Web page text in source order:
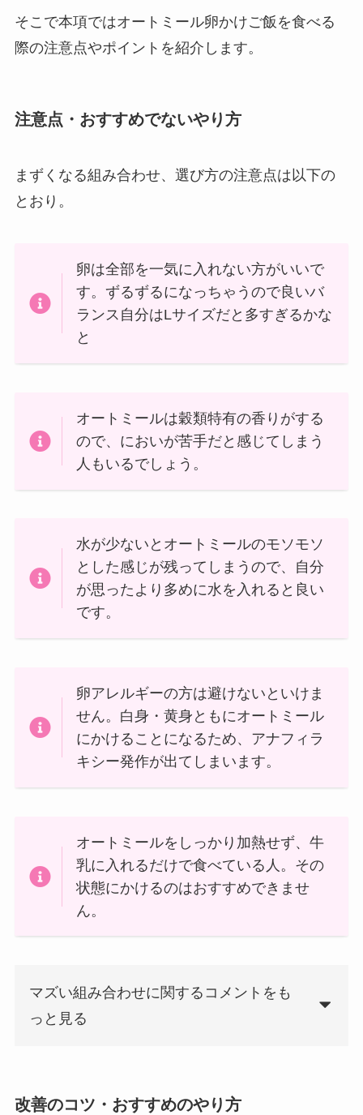
そこで本項ではオートミール卵かけご飯を食べる
際の注意点やポイントを紹介します。
注意点・おすすめでないやり方
まずくなる組み合わせ、選び方の注意点は以下の
とおり。
卵は全部を一気に入れない方がいいで
す。ずるずるになっちゃうので良いバ
ランス自分はLサイズだと多すぎるかな
と
オートミールは穀類特有の香りがする
ので、においが苦手だと感じてしまう
人もいるでしょう。
水が少ないとオートミールのモソモソ
とした感じが残ってしまうので、自分
が思ったより多めに水を入れると良い
です。
卵アレルギーの方は避けないといけま
せん。白身・黄身ともにオートミール
にかけることになるため、アナフィラ
キシー発作が出てしまいます。
オートミールをしっかり加熱せず、牛
乳に入れるだけで食べている人。その
状態にかけるのはおすすめできませ
ん。
マズい組み合わせに関するコメントをも
っと見る
改善のコツ・おすすめのやり方